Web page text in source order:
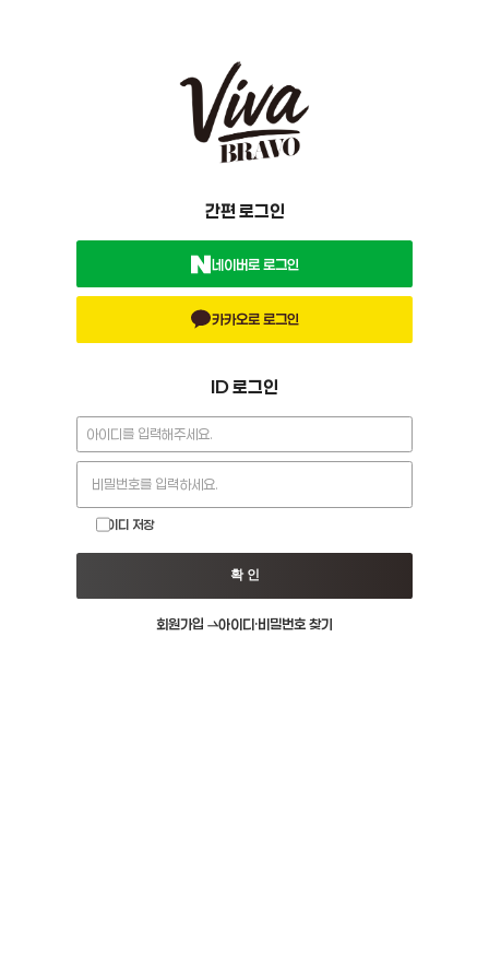
간편 로그인
네이버로 로그인
카카오로 로그인
ID 로그인
아이디 저장
확 인
회원가입 아이디·비밀번호 찾기